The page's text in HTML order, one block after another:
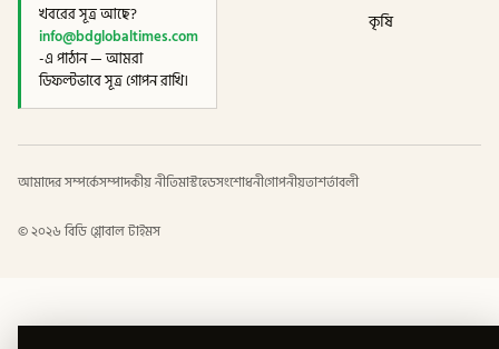
খবরের সূত্র আছে?
info@bdglobaltimes.com
-এ পাঠান — আমরা
ডিফল্টভাবে সূত্র গোপন রাখি।
কৃষি
আমাদের সম্পর্কেসম্পাদকীয় নীতিমাস্টহেডসংশোধনীগোপনীয়তাশর্তাবলী
©২০২৬ বিডি গ্লোবাল টাইমস